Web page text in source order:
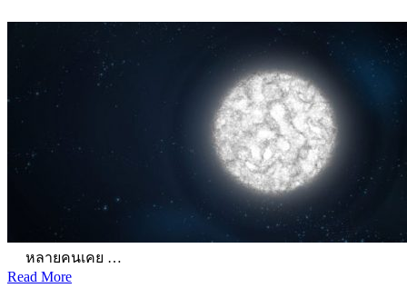
หลายคนเคย …
Read More